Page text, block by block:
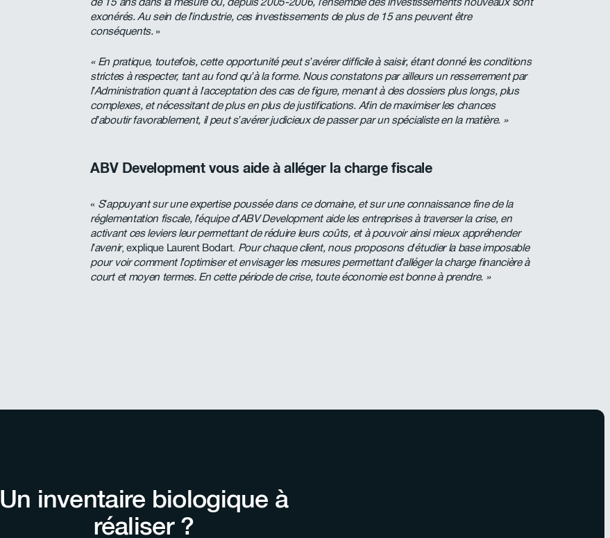
exonérés. Au sein de l’industrie, ces investissements de plus de 15 ans peuvent être
conséquents. »
« En pratique, toutefois, cette opportunité peut s’avérer difficile à saisir, étant donné les conditions
strictes à respecter, tant au fond qu’à la forme. Nous constatons par ailleurs un resserrement par
l’Administration quant à l’acceptation des cas de figure, menant à des dossiers plus longs, plus
complexes, et nécessitant de plus en plus de justifications. Afin de maximiser les chances
d’aboutir favorablement, il peut s’avérer judicieux de passer par un spécialiste en la matière. »
ABV Development vous aide à alléger la charge fiscale
« S’appuyant sur une expertise poussée dans ce domaine, et sur une connaissance fine de la
réglementation fiscale, l’équipe d’ABV Development aide les entreprises à traverser la crise, en
activant ces leviers leur permettant de réduire leurs coûts, et à pouvoir ainsi mieux appréhender
l’avenir, explique Laurent Bodart. Pour chaque client, nous proposons d’étudier la base imposable
pour voir comment l’optimiser et envisager les mesures permettant d’alléger la charge financière à
court et moyen termes. En cette période de crise, toute économie est bonne à prendre. »
Un inventaire biologique à
réaliser ?